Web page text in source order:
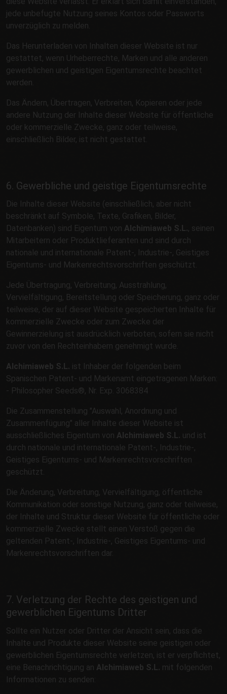
jede unbefugte Nutzung seines Kontos oder Passworts
unverzüglich zu melden.
Das Herunterladen von Inhalten dieser Website ist nur
gestattet, wenn Urheberrechte, Marken und alle anderen
gewerblichen und geistigen Eigentumsrechte beachtet
werden.
Das Ändern, Übertragen, Verbreiten, Kopieren oder jede
andere Nutzung der Inhalte dieser Website für öffentliche
oder kommerzielle Zwecke, ganz oder teilweise,
einschließlich Bilder, ist nicht gestattet.
6. Gewerbliche und geistige Eigentumsrechte
Die Inhalte dieser Website (einschließlich, aber nicht
beschränkt auf Symbole, Texte, Grafiken, Bilder,
Datenbanken) sind Eigentum von Alchimiaweb S.L., seinen
Mitarbeitern oder Produktlieferanten und sind durch
nationale und internationale Patent-, Industrie-, Geistiges
Eigentums- und Markenrechtsvorschriften geschützt.
Jede Übertragung, Verbreitung, Ausstrahlung,
Vervielfältigung, Bereitstellung oder Speicherung, ganz oder
teilweise, der auf dieser Website gespeicherten Inhalte für
kommerzielle Zwecke oder zum Zwecke der
Gewinnerzielung ist ausdrücklich verboten, sofern sie nicht
zuvor von den Rechteinhabern genehmigt wurde.
Alchimiaweb S.L. ist Inhaber der folgenden beim
Spanischen Patent- und Markenamt eingetragenen Marken:
- Philosopher Seeds®, Nr. Exp. 3068384
Die Zusammenstellung "Auswahl, Anordnung und
Zusammenfügung" aller Inhalte dieser Website ist
ausschließliches Eigentum von Alchimiaweb S.L. und ist
durch nationale und internationale Patent-, Industrie-,
Geistiges Eigentums- und Markenrechtsvorschriften
geschützt.
Die Änderung, Verbreitung, Vervielfältigung, öffentliche
Kommunikation oder sonstige Nutzung, ganz oder teilweise,
der Inhalte und Struktur dieser Website für öffentliche oder
kommerzielle Zwecke stellt einen Verstoß gegen die
geltenden Patent-, Industrie-, Geistiges Eigentums- und
Markenrechtsvorschriften dar.
7. Verletzung der Rechte des geistigen und
gewerblichen Eigentums Dritter
Sollte ein Nutzer oder Dritter der Ansicht sein, dass die
Inhalte und Produkte dieser Website seine geistigen oder
gewerblichen Eigentumsrechte verletzen, ist er verpflichtet,
eine Benachrichtigung an Alchimiaweb S.L. mit folgenden
Informationen zu senden: